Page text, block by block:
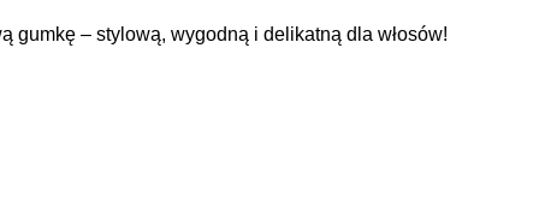
gumkę – stylową, wygodną i delikatną dla włosów!